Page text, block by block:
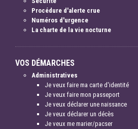
Procédure d'alerte crue
Numéros d'urgence
La charte de la vie nocturne
VOS DÉMARCHES
Administratives
Je veux faire ma carte d'identité
Je veux faire mon passeport
Je veux déclarer une naissance
Je veux déclarer un décès
Je veux me marier/pacser